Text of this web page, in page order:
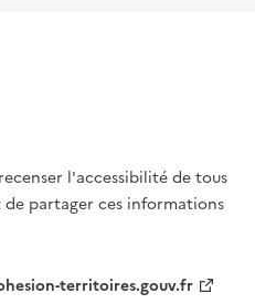
l'accessibilité de tous
partager ces informations
territoires.gouv.fr